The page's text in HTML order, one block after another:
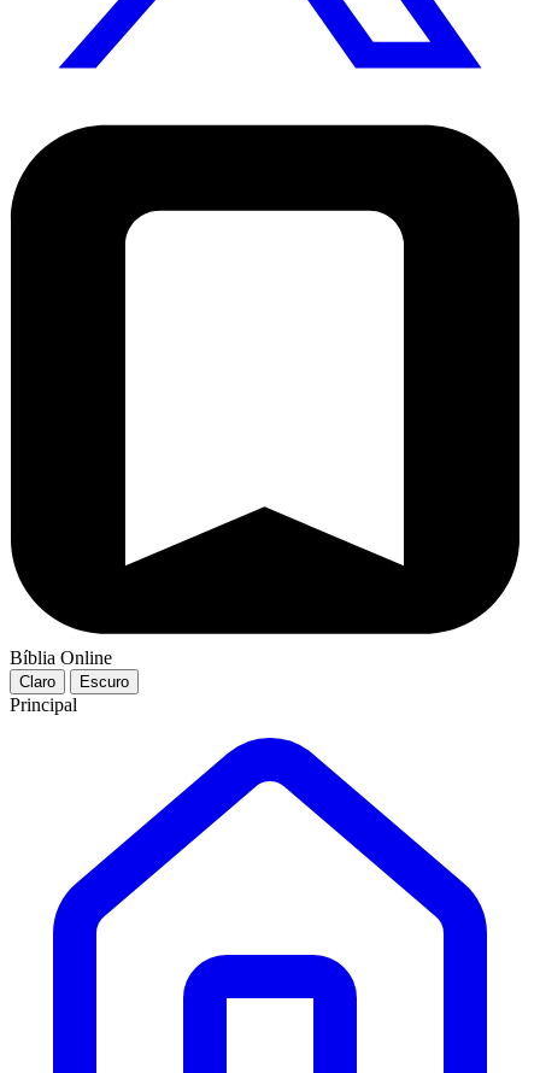
Bíblia Online
Claro Escuro
Principal